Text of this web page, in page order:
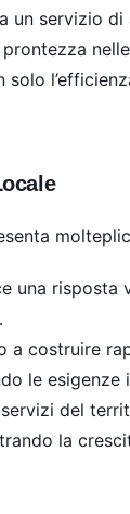
servizio di
una risposta
a costruire
le esigenze
del
la